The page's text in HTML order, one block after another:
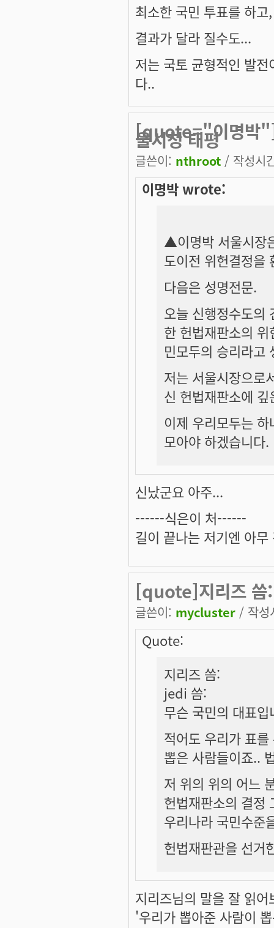
최소한 국민 투표를 하
결과가 달라 질수도...
저는 국토 균형적인 발
다..
[quote="이명박
울시청 태평
글쓴이: nthroot / 작성시
이명박 wrote:
▲이명박 서울시장
도이전 위헌결정을
다음은 성명전문.
오늘 신행정수도의
한 헌법재판소의
민모두의 승리라고
저는 서울시장으로
신 헌법재판소에
이제 우리모두는
모아야 하겠습니다.
신났군요 아주...
------식은이 처------
길이 끝나는 저기엔 아
[quote]지리즈 씀
글쓴이: mycluster / 작
Quote:
지리즈 씀:
jedi 씀:
무슨 국민의 대표
적어도 우리가 표
뽑은 사람들이죠..
저 위의 위의 어느
헌법재판소의 결정
우리나라 국민수준
헌법재판관을 선거
지리즈님의 말을 잘 읽어
'우리가 뽑아준 사람이